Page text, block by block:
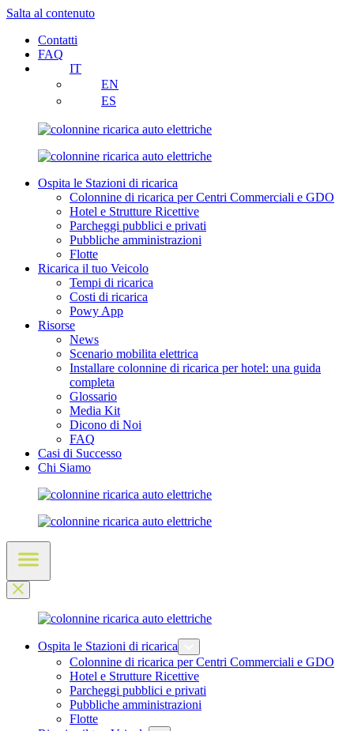
Salta al contenuto
Contatti
FAQ
IT
EN
ES
Ospita le Stazioni di ricarica
Colonnine di ricarica per Centri Commerciali e GDO
Hotel e Strutture Ricettive
Parcheggi pubblici e privati
Pubbliche amministrazioni
Flotte
Ricarica il tuo Veicolo
Tempi di ricarica
Costi di ricarica
Powy App
Risorse
News
Scenario mobilita elettrica
Installare colonnine di ricarica per hotel: una guida
completa
Glossario
Media Kit
Dicono di Noi
FAQ
Casi di Successo
Chi Siamo
Ospita le Stazioni di ricarica
Colonnine di ricarica per Centri Commerciali e GDO
Hotel e Strutture Ricettive
Parcheggi pubblici e privati
Pubbliche amministrazioni
Flotte